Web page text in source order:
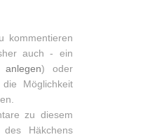
kommentieren
auch - ein
anlegen) oder
Möglichkeit
zu diesem
Häkchens